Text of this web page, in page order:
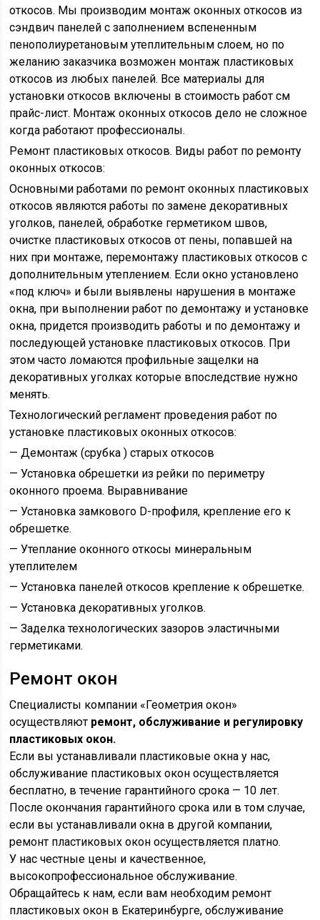
откосов. Мы производим монтаж оконных откосов из
сэндвич панелей с заполнением вспененным
пенополиуретановым утеплительным слоем, но по
желанию заказчика возможен монтаж пластиковых
откосов из любых панелей. Все материалы для
установки откосов включены в стоимость работ см
прайс-лист. Монтаж оконных откосов дело не сложное
когда работают профессионалы.
Ремонт пластиковых откосов. Виды работ по ремонту
оконных откосов:
Основными работами по ремонт оконных пластиковых
откосов являются работы по замене декоративных
уголков, панелей, обработке герметиком швов,
очистке пластиковых откосов от пены, попавшей на
них при монтаже, перемонтажу пластиковых откосов с
дополнительным утеплением. Если окно установлено
«под ключ» и были выявлены нарушения в монтаже
окна, при выполнении работ по демонтажу и установке
окна, придется производить работы и по демонтажу и
последующей установке пластиковых откосов. При
этом часто ломаются профильные защелки на
декоративных уголках которые впоследствие нужно
менять.
Технологический регламент проведения работ по
установке пластиковых оконных откосов:
— Демонтаж (срубка ) старых откосов
— Установка обрешетки из рейки по периметру
оконного проема. Выравнивание
— Установка замкового D-профиля, крепление его к
обрешетке.
— Утеплание оконного откосы минеральным
утеплителем
— Установка панелей откосов крепление к обрешетке.
— Установка декоративных уголков.
— Заделка технологических зазоров эластичными
герметиками.
Ремонт окон
Специалисты компании «Геометрия окон»
осуществляют ремонт, обслуживание и регулировку
пластиковых окон.
Если вы устанавливали пластиковые окна у нас,
обслуживание пластиковых окон осуществляется
бесплатно, в течение гарантийного срока — 10 лет.
После окончания гарантийного срока или в том случае,
если вы устанавливали окна в другой компании,
ремонт пластиковых окон осуществляется платно.
У нас честные цены и качественное,
высокопрофессиональное обслуживание.
Обращайтесь к нам, если вам необходим ремонт
пластиковых окон в Екатеринбурге, обслуживание